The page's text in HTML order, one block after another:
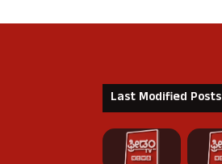
Last Modified Posts